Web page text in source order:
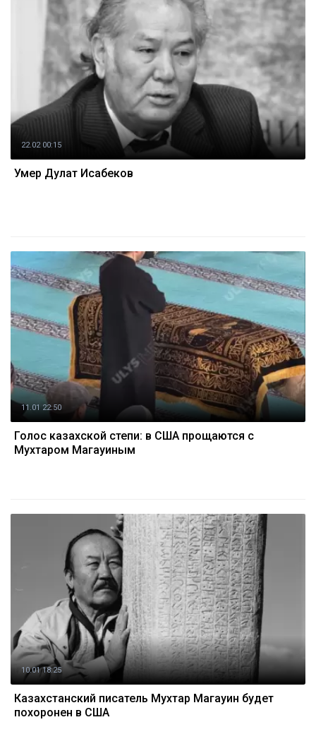
22.02 00:15
Умер Дулат Исабеков
11.01 22:50
Голос казахской степи: в США прощаются с
Мухтаром Магауиным
10.01 18:25
Казахстанский писатель Мухтар Магауин будет
похоронен в США